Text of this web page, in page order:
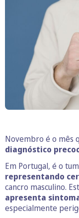
Novembro é o mês
diagnóstico
Em Portugal, é o
representando
cancro masculino.
apresenta
especialmente